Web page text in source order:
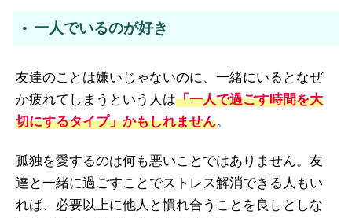
一人でいるのが好き
友達のことは嫌いじゃないのに、一緒にいるとなぜ
か疲れてしまうという人は「一人で過ごす時間を大
切にするタイプ」かもしれません。
孤独を愛するのは何も悪いことではありません。友
達と一緒に過ごすことでストレス解消できる人もい
れば、必要以上に他人と慣れ合うことを良しとしな